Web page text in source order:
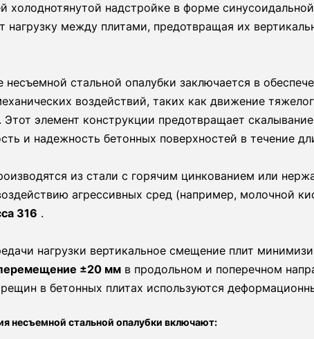
холоднотянутой надстройке в форме
нагрузку между плитами, предотвращая их
несъемной стальной опалубки заключается в
воздействий, таких как движение
элемент конструкции предотвращает
и надежность бетонных поверхностей в течение
из стали с горячим цинкованием или
агрессивных сред (например, молочной
316 .
нагрузки вертикальное смещение плит
±20 мм в продольном и поперечном
в бетонных плитах используются
несъемной стальной опалубки включают: